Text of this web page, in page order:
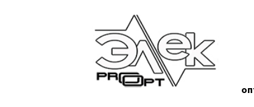
навигации
содержимому